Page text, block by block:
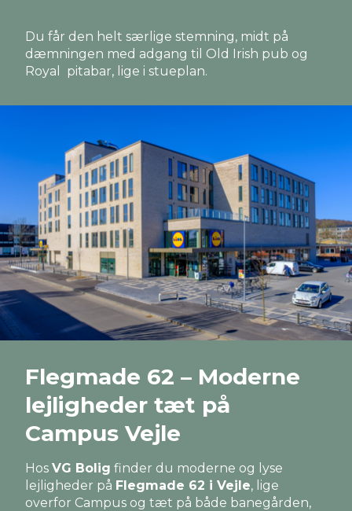
Du får den helt særlige stemning, midt på
dæmningen med adgang til Old Irish pub og
Royal pitabar, lige i stueplan.
Flegmade 62 – Moderne
lejligheder tæt på
Campus Vejle
Hos VG Bolig finder du moderne og lyse
lejligheder på Flegmade 62 i Vejle, lige
overfor Campus og tæt på både banegården,